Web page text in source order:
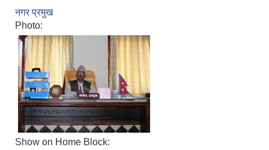
नगर प्रमुख
Photo:
Show on Home Block: